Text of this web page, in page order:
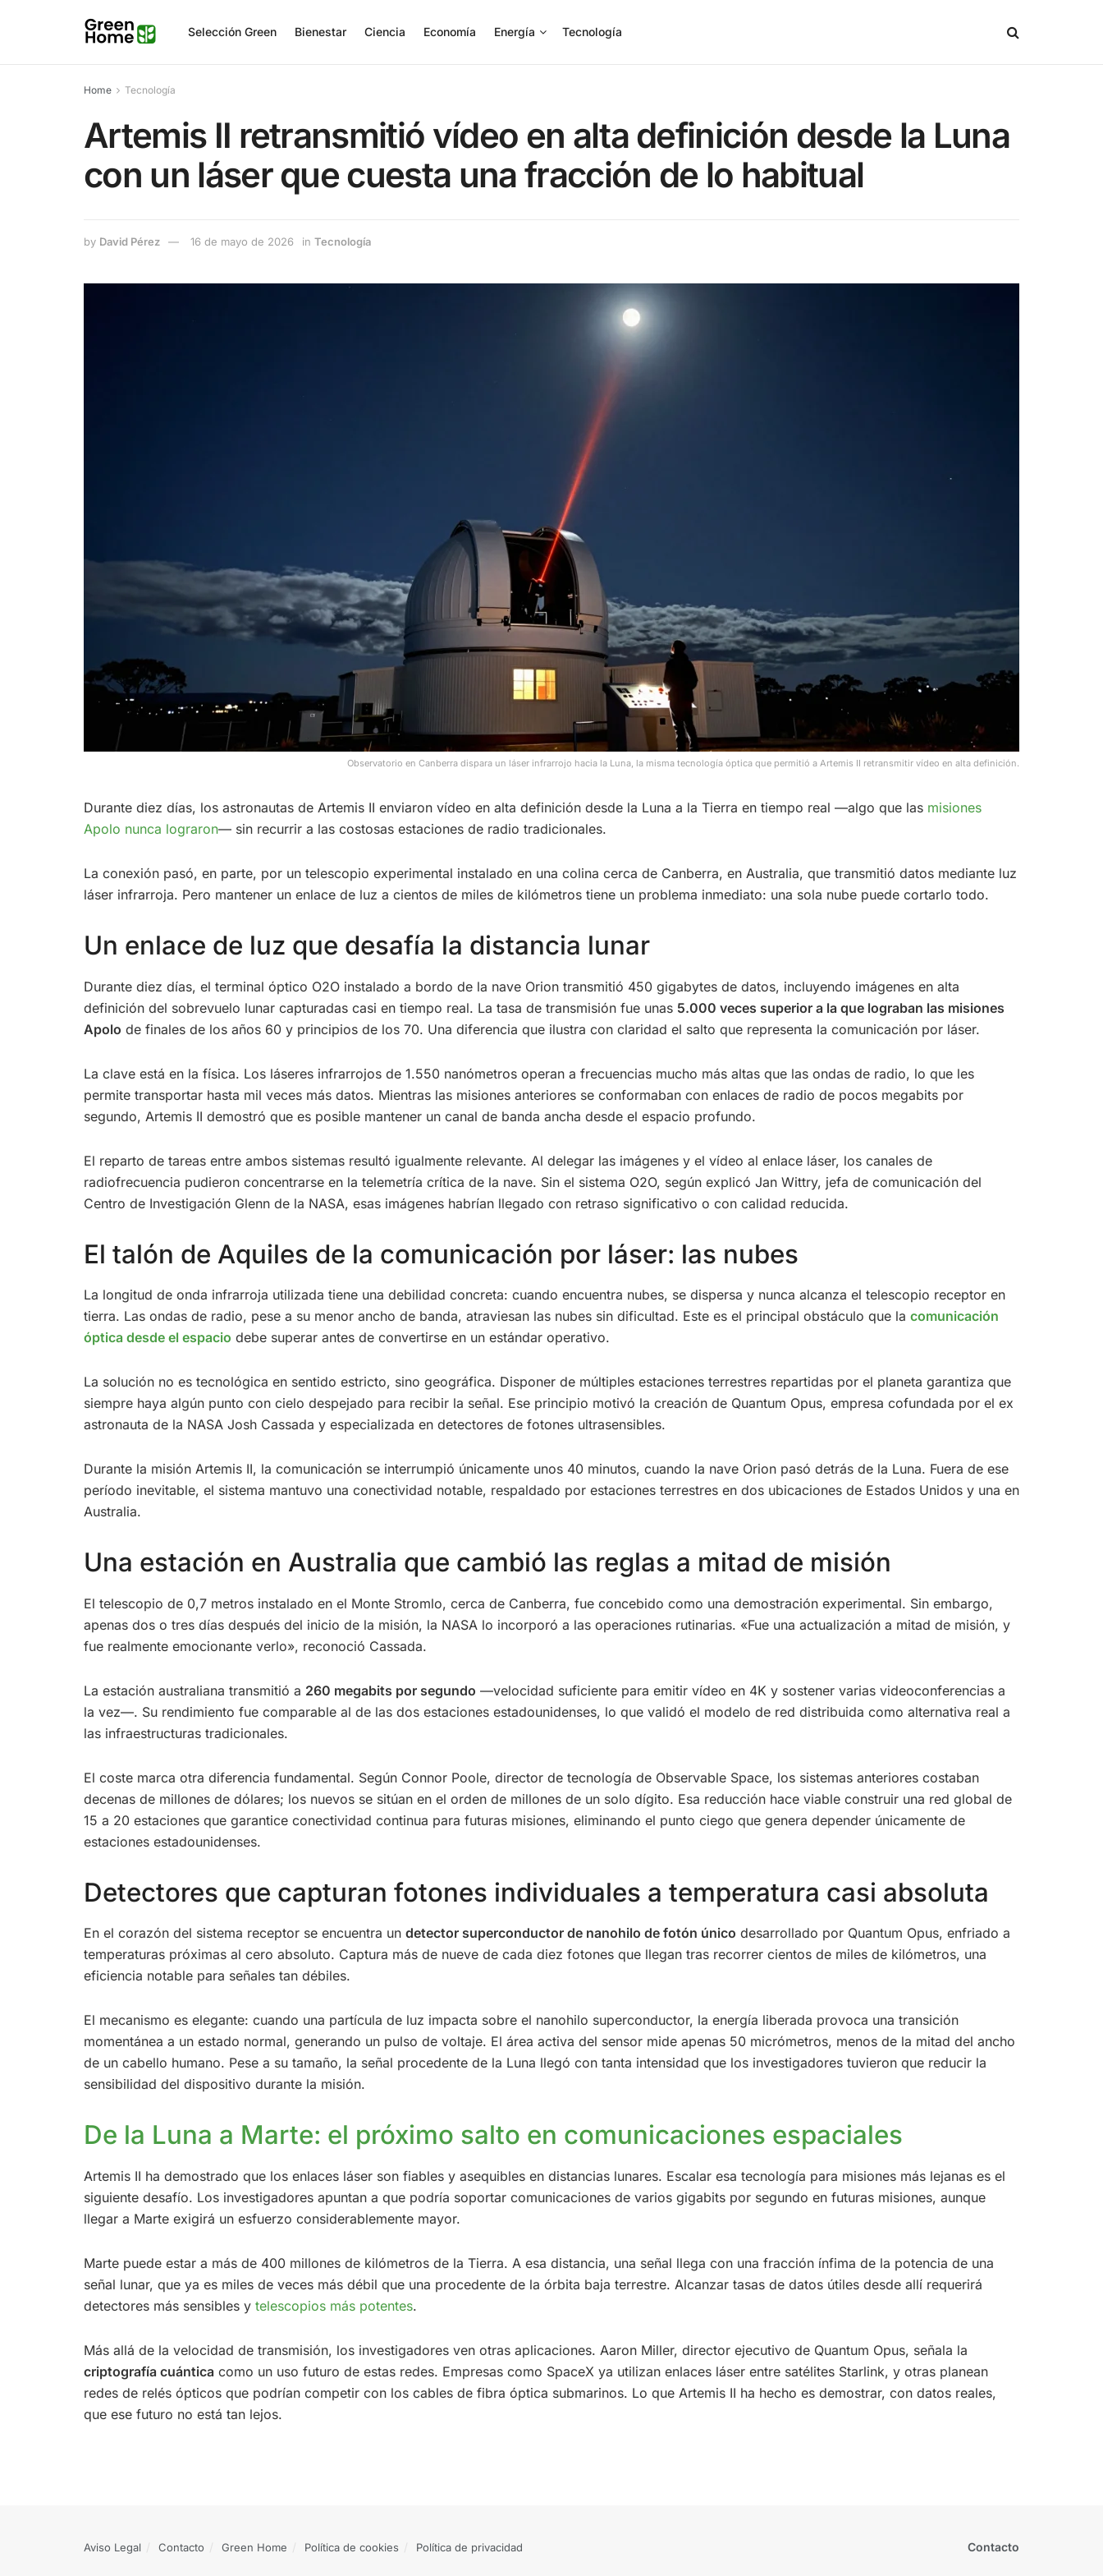
Selección Green Bienestar Ciencia Economía Energía Tecnología
Home Tecnología
Artemis II retransmitió vídeo en alta definición desde la Luna
con un láser que cuesta una fracción de lo habitual
by David Pérez 16 de mayo de 2026 in Tecnología
Observatorio en Canberra dispara un láser infrarrojo hacia la Luna, la misma tecnología óptica que permitió a Artemis II retransmitir vídeo en alta definición.
Durante diez días, los astronautas de Artemis II enviaron vídeo en alta definición desde la Luna a la Tierra en tiempo real —algo que las misiones
Apolo nunca lograron— sin recurrir a las costosas estaciones de radio tradicionales.
La conexión pasó, en parte, por un telescopio experimental instalado en una colina cerca de Canberra, en Australia, que transmitió datos mediante luz
láser infrarroja. Pero mantener un enlace de luz a cientos de miles de kilómetros tiene un problema inmediato: una sola nube puede cortarlo todo.
Un enlace de luz que desafía la distancia lunar
Durante diez días, el terminal óptico O2O instalado a bordo de la nave Orion transmitió 450 gigabytes de datos, incluyendo imágenes en alta
definición del sobrevuelo lunar capturadas casi en tiempo real. La tasa de transmisión fue unas 5.000 veces superior a la que lograban las misiones
Apolo de finales de los años 60 y principios de los 70. Una diferencia que ilustra con claridad el salto que representa la comunicación por láser.
La clave está en la física. Los láseres infrarrojos de 1.550 nanómetros operan a frecuencias mucho más altas que las ondas de radio, lo que les
permite transportar hasta mil veces más datos. Mientras las misiones anteriores se conformaban con enlaces de radio de pocos megabits por
segundo, Artemis II demostró que es posible mantener un canal de banda ancha desde el espacio profundo.
El reparto de tareas entre ambos sistemas resultó igualmente relevante. Al delegar las imágenes y el vídeo al enlace láser, los canales de
radiofrecuencia pudieron concentrarse en la telemetría crítica de la nave. Sin el sistema O2O, según explicó Jan Wittry, jefa de comunicación del
Centro de Investigación Glenn de la NASA, esas imágenes habrían llegado con retraso significativo o con calidad reducida.
El talón de Aquiles de la comunicación por láser: las nubes
La longitud de onda infrarroja utilizada tiene una debilidad concreta: cuando encuentra nubes, se dispersa y nunca alcanza el telescopio receptor en
tierra. Las ondas de radio, pese a su menor ancho de banda, atraviesan las nubes sin dificultad. Este es el principal obstáculo que la comunicación
óptica desde el espacio debe superar antes de convertirse en un estándar operativo.
La solución no es tecnológica en sentido estricto, sino geográfica. Disponer de múltiples estaciones terrestres repartidas por el planeta garantiza que
siempre haya algún punto con cielo despejado para recibir la señal. Ese principio motivó la creación de Quantum Opus, empresa cofundada por el ex
astronauta de la NASA Josh Cassada y especializada en detectores de fotones ultrasensibles.
Durante la misión Artemis II, la comunicación se interrumpió únicamente unos 40 minutos, cuando la nave Orion pasó detrás de la Luna. Fuera de ese
período inevitable, el sistema mantuvo una conectividad notable, respaldado por estaciones terrestres en dos ubicaciones de Estados Unidos y una en
Australia.
Una estación en Australia que cambió las reglas a mitad de misión
El telescopio de 0,7 metros instalado en el Monte Stromlo, cerca de Canberra, fue concebido como una demostración experimental. Sin embargo,
apenas dos o tres días después del inicio de la misión, la NASA lo incorporó a las operaciones rutinarias. «Fue una actualización a mitad de misión, y
fue realmente emocionante verlo», reconoció Cassada.
La estación australiana transmitió a 260 megabits por segundo —velocidad suficiente para emitir vídeo en 4K y sostener varias videoconferencias a
la vez—. Su rendimiento fue comparable al de las dos estaciones estadounidenses, lo que validó el modelo de red distribuida como alternativa real a
las infraestructuras tradicionales.
El coste marca otra diferencia fundamental. Según Connor Poole, director de tecnología de Observable Space, los sistemas anteriores costaban
decenas de millones de dólares; los nuevos se sitúan en el orden de millones de un solo dígito. Esa reducción hace viable construir una red global de
15 a 20 estaciones que garantice conectividad continua para futuras misiones, eliminando el punto ciego que genera depender únicamente de
estaciones estadounidenses.
Detectores que capturan fotones individuales a temperatura casi absoluta
En el corazón del sistema receptor se encuentra un detector superconductor de nanohilo de fotón único desarrollado por Quantum Opus, enfriado a
temperaturas próximas al cero absoluto. Captura más de nueve de cada diez fotones que llegan tras recorrer cientos de miles de kilómetros, una
eficiencia notable para señales tan débiles.
El mecanismo es elegante: cuando una partícula de luz impacta sobre el nanohilo superconductor, la energía liberada provoca una transición
momentánea a un estado normal, generando un pulso de voltaje. El área activa del sensor mide apenas 50 micrómetros, menos de la mitad del ancho
de un cabello humano. Pese a su tamaño, la señal procedente de la Luna llegó con tanta intensidad que los investigadores tuvieron que reducir la
sensibilidad del dispositivo durante la misión.
De la Luna a Marte: el próximo salto en comunicaciones espaciales
Artemis II ha demostrado que los enlaces láser son fiables y asequibles en distancias lunares. Escalar esa tecnología para misiones más lejanas es el
siguiente desafío. Los investigadores apuntan a que podría soportar comunicaciones de varios gigabits por segundo en futuras misiones, aunque
llegar a Marte exigirá un esfuerzo considerablemente mayor.
Marte puede estar a más de 400 millones de kilómetros de la Tierra. A esa distancia, una señal llega con una fracción ínfima de la potencia de una
señal lunar, que ya es miles de veces más débil que una procedente de la órbita baja terrestre. Alcanzar tasas de datos útiles desde allí requerirá
detectores más sensibles y telescopios más potentes.
Más allá de la velocidad de transmisión, los investigadores ven otras aplicaciones. Aaron Miller, director ejecutivo de Quantum Opus, señala la
criptografía cuántica como un uso futuro de estas redes. Empresas como SpaceX ya utilizan enlaces láser entre satélites Starlink, y otras planean
redes de relés ópticos que podrían competir con los cables de fibra óptica submarinos. Lo que Artemis II ha hecho es demostrar, con datos reales,
que ese futuro no está tan lejos.
Aviso Legal Contacto Green Home Política de cookies Política de privacidad Contacto